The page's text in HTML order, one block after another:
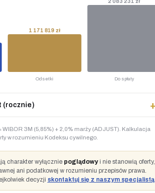
1 171 819 zł
Odsetki
2 083 231 zł
Do spłaty
(rocznie)
3M (5,85%) + 2,0% marży (ADJUST). Kalkulacja
w rozumieniu Kodeksu cywilnego.
charakter wyłącznie poglądowyi nie stanowią oferty,
ani podatkowej w rozumieniu przepisów prawa.
decyzji skontaktuj się z naszym specjalistą.